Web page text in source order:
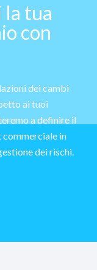
la tua
con
dei cambi
ai tuoi
a definire il
in
dei rischi.